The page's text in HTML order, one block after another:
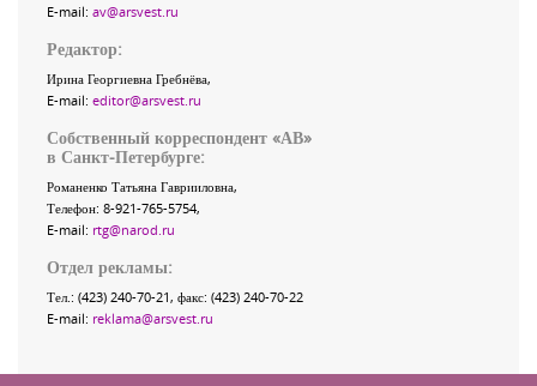
E-mail: av@arsvest.ru
Редактор:
Ирина Георгиевна Гребнёва,
E-mail: editor@arsvest.ru
Собственный корреспондент «АВ»
в Санкт-Петербурге:
Романенко Татьяна Гаврииловна,
Телефон: 8-921-765-5754,
E-mail: rtg@narod.ru
Отдел рекламы:
Тел.: (423) 240-70-21, факс: (423) 240-70-22
E-mail: reklama@arsvest.ru